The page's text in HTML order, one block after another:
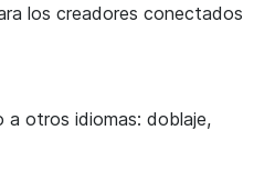
los creadores conectados
a otros idiomas: doblaje,